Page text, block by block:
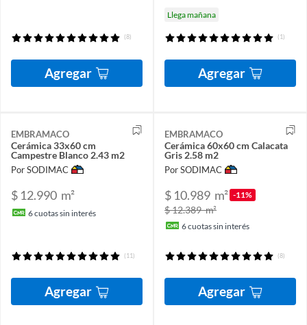
(8)
Agregar
Llega mañana
(1)
Agregar
EMBRAMACO
Cerámica 33x60 cm
Campestre Blanco 2.43 m2
Por SODIMAC
$ 12.990 m²
6cuotas sin interés
(11)
Agregar
EMBRAMACO
Cerámica 60x60 cm Calacata
Gris 2.58 m2
Por SODIMAC
$ 10.989 m² -11%
$ 12.389m²
6cuotas sin interés
(8)
Agregar